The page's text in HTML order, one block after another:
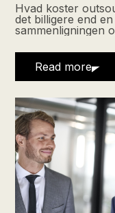
Hvad koster
det billigere end
sammenligningen
Read more